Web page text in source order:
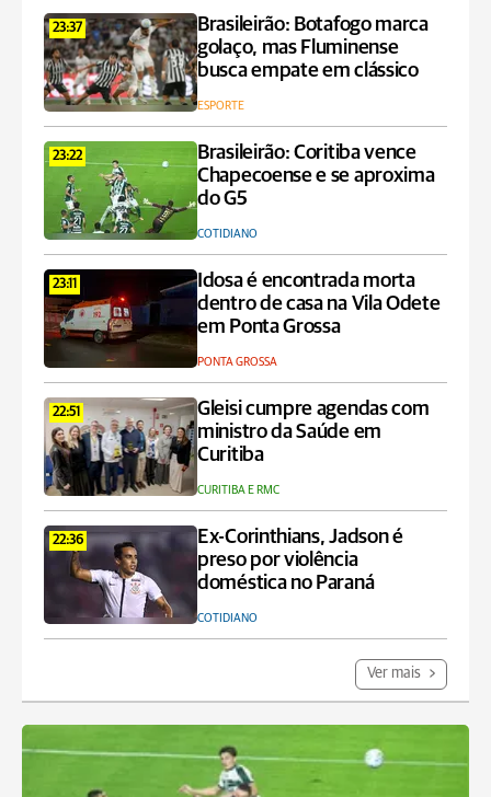
23:37
Brasileirão: Botafogo marca
golaço, mas Fluminense
busca empate em clássico
ESPORTE
23:22
Brasileirão: Coritiba vence
Chapecoense e se aproxima
do G5
COTIDIANO
23:11
Idosa é encontrada morta
dentro de casa na Vila Odete
em Ponta Grossa
PONTA GROSSA
22:51
Gleisi cumpre agendas com
ministro da Saúde em
Curitiba
CURITIBA E RMC
22:36
Ex-Corinthians, Jadson é
preso por violência
doméstica no Paraná
COTIDIANO
Ver mais